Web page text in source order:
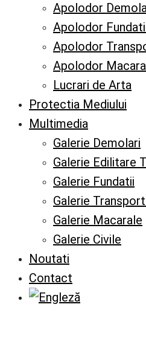
Apolodor
Apolodor
Apolodor
Apolodor
Lucrari de Arta
Protectia Mediului
Multimedia
Galerie Demolari
Galerie Edilitare
Galerie Fundatii
Galerie
Galerie Macarale
Galerie Civile
Noutati
Contact